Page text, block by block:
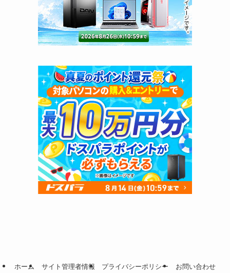
ホーム サイト管理者情報 プライバシーポリシー お問い合わせ